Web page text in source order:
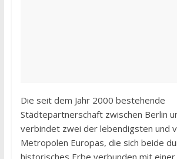
Die seit dem Jahr 2000 bestehende
Städtepartnerschaft zwischen Berlin
verbindet zwei der lebendigsten und
Metropolen Europas, die sich beide
historisches Erbe verbunden mit einer